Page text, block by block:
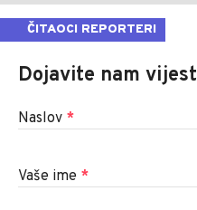
ČITAOCI REPORTERI
Dojavite nam vijest
Naslov *
Vaše ime *